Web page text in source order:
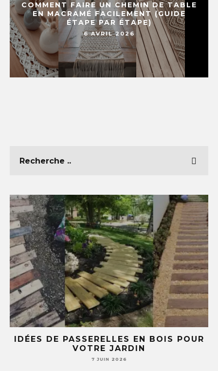
COMMENT FAIRE UN CHEMIN DE TABLE
EN MACRAMÉ FACILEMENT (GUIDE
ÉTAPE PAR ÉTAPE)
6 AVRIL 2026
5 IDÉES DIY AVEC DES TASSES ET
SOUCOUPES (TU NE REGARDERAS PLUS
JAMAIS TA VAISSELLE PAREIL )